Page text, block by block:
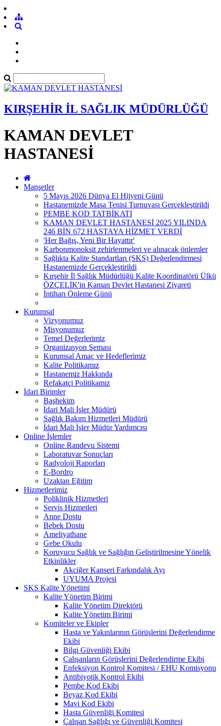
KIRŞEHİR İL SAĞLIK MÜDÜRLÜĞÜ
KAMAN DEVLET
HASTANESİ
Manşetler
5 Mayıs 2026 Dünya El Hijyeni Günü
Hastanemizde Masa Tenisi Turnuvası Gerçekleştirildi
PEMBE KOD TATBİKATI
KAMAN DEVLET HASTANESİ 2025 YILINDA
246 BİN 672 HASTAYA HİZMET VERDİ
'Her Bağış, Yeni Bir Hayattır'
Karbonmonoksit zehirlenmeleri ve alınacak önlemler
Sağlıkta Kalite Standartları (SKS) Değerlendirmesi
Hastanemizde Gerçekleştirildi
Kırşehir İl Sağlık Müdürlüğü Kalite Koordinatörü Ülkü
ÖZÇELİK'in Kaman Devlet Hastanesi Ziyareti
İntiharı Önleme Günü
Kurumsal
Vizyonumuz
Misyonumuz
Temel Değerlerimiz
Organizasyon Şeması
Kurumsal Amaç ve Hedeflerimiz
Kalite Politikamız
Hastanemiz Hakkında
Refakatçi Politikamız
İdari Birimler
Başhekim
İdari Mali İşler Müdürü
Sağlık Bakım Hizmetleri Müdürü
İdari Mali İşler Müdür Yardımcısı
Online İşlemler
Online Randevu Sistemi
Laboratuvar Sonuçları
Radyoloji Raporları
E-Bordro
Uzaktan Eğitim
Hizmetlerimiz
Poliklinik Hizmetleri
Servis Hizmetleri
Anne Dostu
Bebek Dostu
Ameliyathane
Gebe Okulu
Koruyucu Sağlık ve Sağlığın Geliştirilmesine Yönelik
Etkinlikler
Akciğer Kanseri Farkındalık Ayı
UYUMA Projesi
SKS Kalite Yönetimi
Kalite Yönetim Birimi
Kalite Yönetim Direktörü
Kalite Yönetim Birimi
Komiteler ve Ekipler
Hasta ve Yakınlarının Görüşlerini Değerlendirme
Ekibi
Bilgi Güvenliği Ekibi
Çalışanların Görüşlerini Değerlendirme Ekibi
Enfeksiyon Kontrol Komitesi / EHU Komisyonu
Antibiyotik Kontrol Ekibi
Pembe Kod Ekibi
Beyaz Kod Ekibi
Mavi Kod Ekibi
Hasta Güvenliği Komitesi
Çalışan Sağlığı ve Güvenliği Komitesi